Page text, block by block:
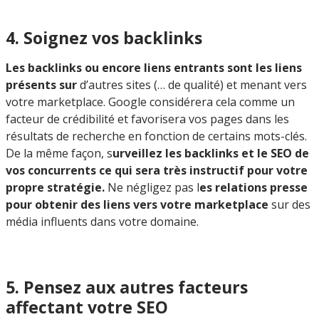
4. Soignez vos backlinks
Les backlinks ou encore liens entrants sont les liens
présents surd’autres sites (… de qualité) et menant vers
votre marketplace. Google considérera cela comme un
facteur de crédibilité et favorisera vos pages dans les
résultats de recherche en fonction de certains mots-clés.
De la même façon, surveillez les backlinks et le SEO de
vos concurrents ce qui sera très instructif pour votre
propre stratégie. Ne négligez pas les relations presse
pour obtenir des liens vers votre marketplace sur des
média influents dans votre domaine.
5. Pensez aux autres facteurs
affectant votre SEO